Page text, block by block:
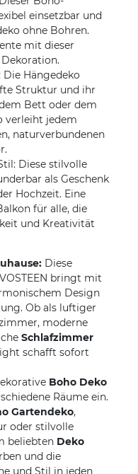
einsetzbar und
ohne Bohren.
mit dieser
Hängedeko
Struktur und ihr
Bett oder dem
verleiht jedem
naturverbundenen
Diese stilvolle
als Geschenk
Hochzeit. Eine
für alle, die
und Kreativität
Diese
bringt mit
Design
Ob als luftiger
moderne
Schlafzimmer
schafft sofort
Boho Deko
Räume ein.
Gartendeko,
oder stilvolle
beliebten Deko
und die
und Stil in jeden